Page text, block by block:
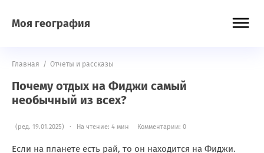
Моя география
Главная / Отчеты и рассказы
Почему отдых на Фиджи самый
необычный из всех?
(ред. 19.01.2025) · На чтение: 4 мин Комментарии: 0
Если на планете есть рай, то он находится на Фиджи.